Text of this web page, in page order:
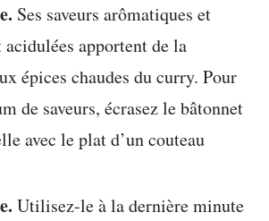
Ses saveurs arômatiques et
acidulées apportent de la
épices chaudes du curry. Pour
de saveurs, écrasez le bâtonnet
avec le plat d’un couteau
Utilisez-le à la dernière minute